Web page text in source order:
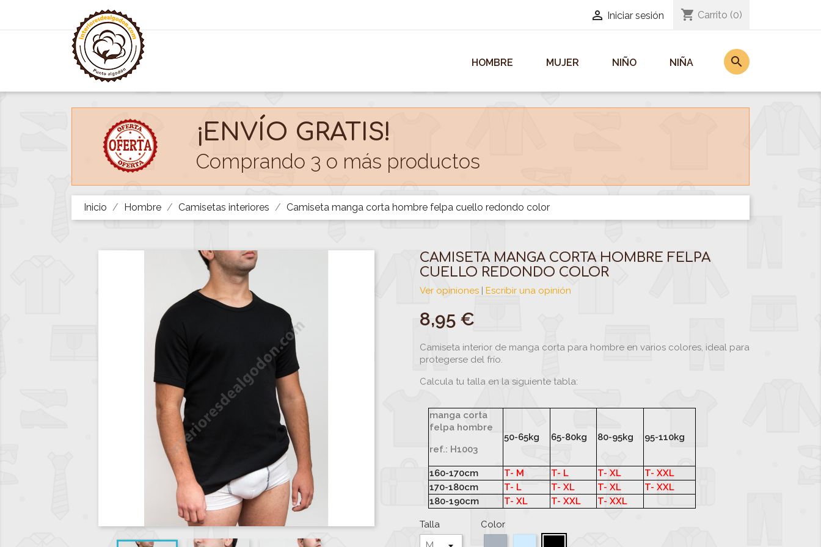
 Iniciar sesión shopping_cart Carrito (0)
HOMBRE MUJER NIÑO NIÑA search
¡ENVÍO GRATIS!
Comprando 3 o más productos
Inicio Hombre Camisetas interiores Camiseta manga corta hombre felpa cuello redondo color
CAMISETA MANGA CORTA HOMBRE FELPA
CUELLO REDONDO COLOR
Ver opiniones | Escribir una opinión
8,95 €
Camiseta interior de manga corta para hombre en varios colores, ideal para
protegerse del frío.
Calcula tu talla en la siguiente tabla:
manga corta
felpa hombre
ref.: H1003
50-65kg 65-80kg 80-95kg 95-110kg
160-170cm T- M T- L T- XL
T- XXL
170-180cm
T- L T- XL T- XL
T- XXL
180-190cm
T- XL T- XXL T- XXL
Talla Color